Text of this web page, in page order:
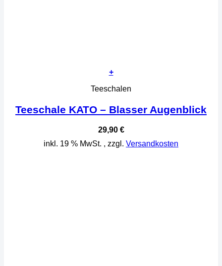
+
Teeschalen
Teeschale KATO – Blasser Augenblick
29,90 €
inkl. 19 % MwSt. , zzgl. Versandkosten